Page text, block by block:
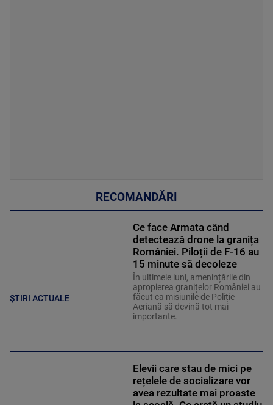
RECOMANDĂRI
ȘTIRI ACTUALE
Ce face Armata când
detectează drone la granița
României. Piloții de F-16 au
15 minute să decoleze
În ultimele luni, amenințările din
apropierea granițelor României au
făcut ca misiunile de Poliție
Aeriană să devină tot mai
importante.
Elevii care stau de mici pe
rețelele de socializare vor
avea rezultate mai proaste